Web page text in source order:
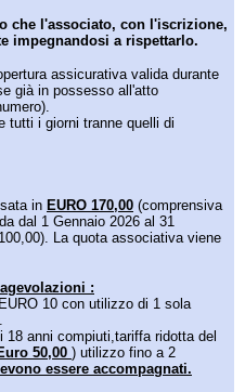
che l'associato, con l'iscrizione,
impegnandosi a rispettarlo.
assicurativa valida durante
già in possesso all'atto
tutti i giorni tranne quelli di
in EURO 170,00 (comprensiva
dal 1 Gennaio 2026 al 31
La quota associativa viene
:
10 con utilizzo di 1 sola
anni compiuti,tariffa ridotta del
50,00 ) utilizzo fino a 2
essere accompagnati.